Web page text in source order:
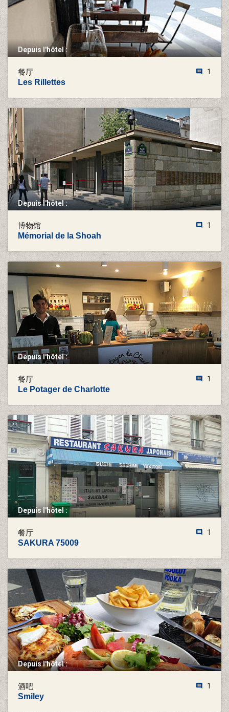
Depuis l'hôtel :
1
餐厅
Les Rillettes
Depuis l'hôtel :
1
博物馆
Mémorial de la Shoah
Depuis l'hôtel :
1
餐厅
Le Potager de Charlotte
Depuis l'hôtel :
1
餐厅
SAKURA 75009
Depuis l'hôtel :
1
酒吧
Smiley